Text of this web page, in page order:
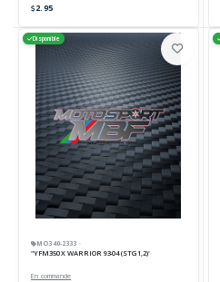
2.95
Disponible
MO340-2333 ·
"YFM350 X WARRIOR 93-04 (STG1,2)"
En commande